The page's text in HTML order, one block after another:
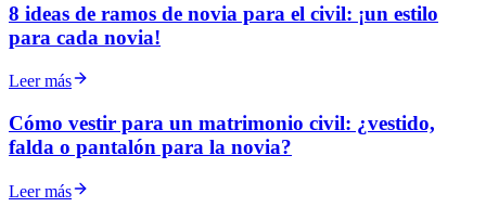
8 ideas de ramos de novia para el civil: ¡un estilo
para cada novia!
Leer más
Cómo vestir para un matrimonio civil: ¿vestido,
falda o pantalón para la novia?
Leer más